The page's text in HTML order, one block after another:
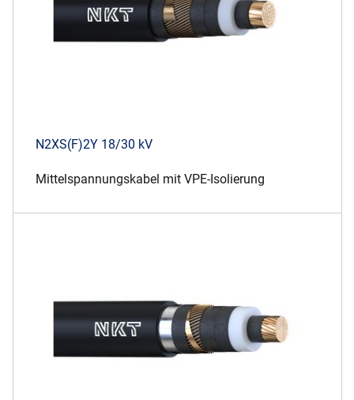
N2XS(F)2Y 18/30 kV
Mittelspannungskabel mit VPE-Isolierung